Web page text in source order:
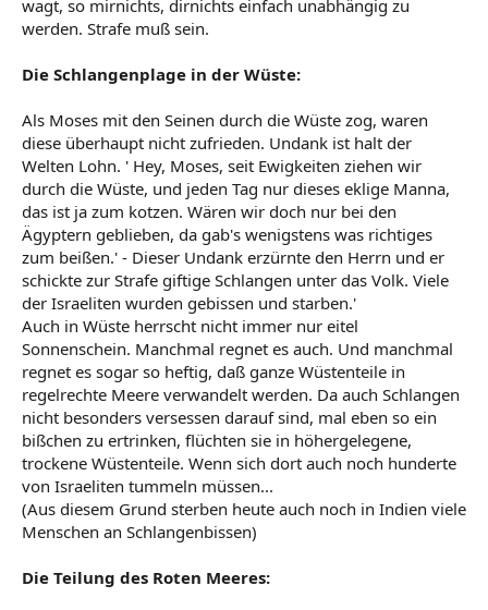
wagt, so mirnichts, dirnichts einfach unabhängig zu
werden. Strafe muß sein.
Die Schlangenplage in der Wüste:
Als Moses mit den Seinen durch die Wüste zog, waren
diese überhaupt nicht zufrieden. Undank ist halt der
Welten Lohn. ' Hey, Moses, seit Ewigkeiten ziehen wir
durch die Wüste, und jeden Tag nur dieses eklige Manna,
das ist ja zum kotzen. Wären wir doch nur bei den
Ägyptern geblieben, da gab's wenigstens was richtiges
zum beißen.' - Dieser Undank erzürnte den Herrn und er
schickte zur Strafe giftige Schlangen unter das Volk. Viele
der Israeliten wurden gebissen und starben.'
Auch in Wüste herrscht nicht immer nur eitel
Sonnenschein. Manchmal regnet es auch. Und manchmal
regnet es sogar so heftig, daß ganze Wüstenteile in
regelrechte Meere verwandelt werden. Da auch Schlangen
nicht besonders versessen darauf sind, mal eben so ein
bißchen zu ertrinken, flüchten sie in höhergelegene,
trockene Wüstenteile. Wenn sich dort auch noch hunderte
von Israeliten tummeln müssen...
(Aus diesem Grund sterben heute auch noch in Indien viele
Menschen an Schlangenbissen)
Die Teilung des Roten Meeres: